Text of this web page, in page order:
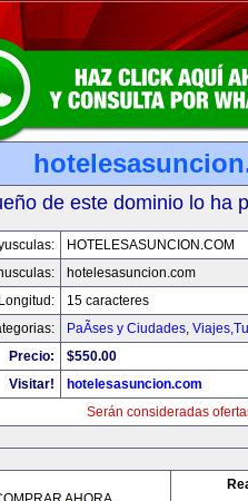
de este dominio lo ha
HOTELESASUNCION.COM
hotelesasuncion.com
Longitud:
15 caracteres
PaÃ­ses y Ciudades,
Precio:
$550.00
Visitar!
hotelesasuncion.com
Serán consideradas